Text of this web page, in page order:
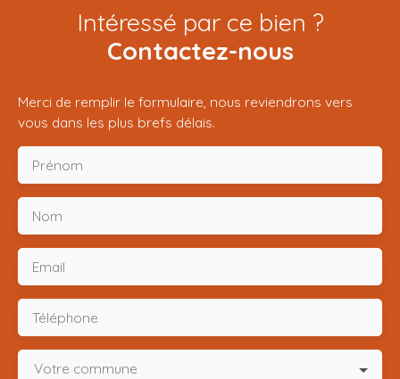
Intéressé par ce bien ?
Contactez-nous
Merci de remplir le formulaire, nous reviendrons vers
vous dans les plus brefs délais.
Prénom
Nom
Email
Téléphone
Votre commune